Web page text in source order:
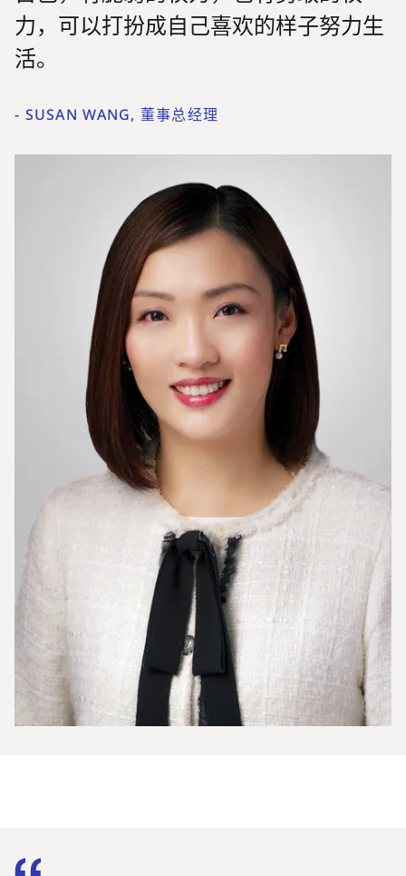
力，可以打扮成自己喜欢的样子努力生
活。
- SUSAN WANG, 董事总经理